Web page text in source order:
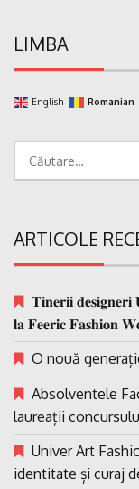
LIMBA
English Romanian
ARTICOLE
𝐓𝐢𝐧𝐞𝐫𝐢𝐢
𝐥𝐚 𝐅𝐞𝐞𝐫𝐢𝐜 𝐅𝐚𝐬𝐡𝐢𝐨𝐧
O nouă
Absolventele
laureații
Univer Art
identitate și curaj